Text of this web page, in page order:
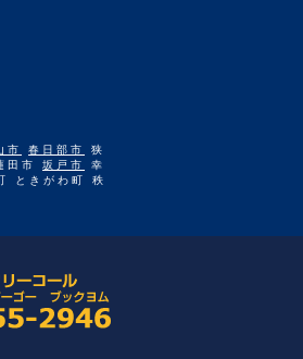
市 春日部市
狭
田市 坂戸市
幸
ときがわ町 秩